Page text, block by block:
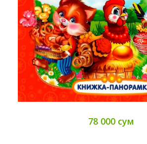
78 000 сум